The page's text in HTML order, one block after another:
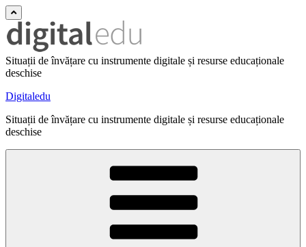
Situații de învățare cu instrumente digitale și resurse educaționale
deschise
Digitaledu
Situații de învățare cu instrumente digitale și resurse educaționale
deschise